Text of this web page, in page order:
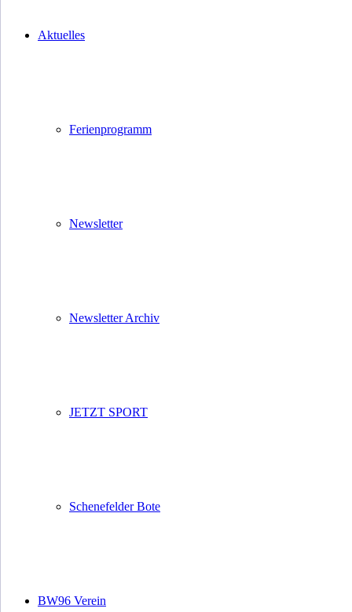
Aktuelles
Ferienprogramm
Newsletter
Newsletter Archiv
JETZT SPORT
Schenefelder Bote
BW96 Verein